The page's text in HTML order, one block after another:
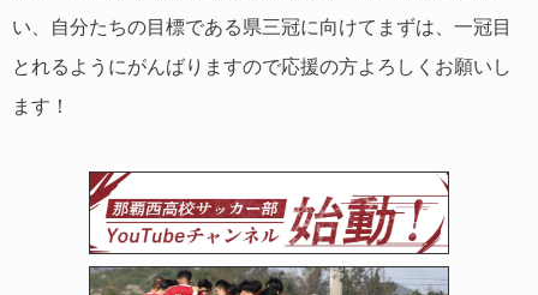
い、自分たちの目標である県三冠に向けてまずは、一冠目
とれるようにがんばりますので応援の方よろしくお願いし
ます！